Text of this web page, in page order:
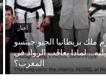
أخبار
ملك بريطانيا الجيو جيتسو
لماذا يعاقَب الرواد في
المغرب؟